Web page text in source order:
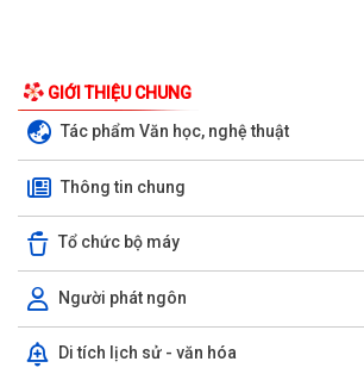
GIỚI THIỆU CHUNG
Tác phẩm Văn học, nghệ thuật
Thông tin chung
UBND phường Hồng An thông tin về Nghị quyết
ngày 28/7/2026 của HĐND thành phố...
Thông báo về việc niêm yết công khai Phương
kiến đối với các hộ gia đình,...